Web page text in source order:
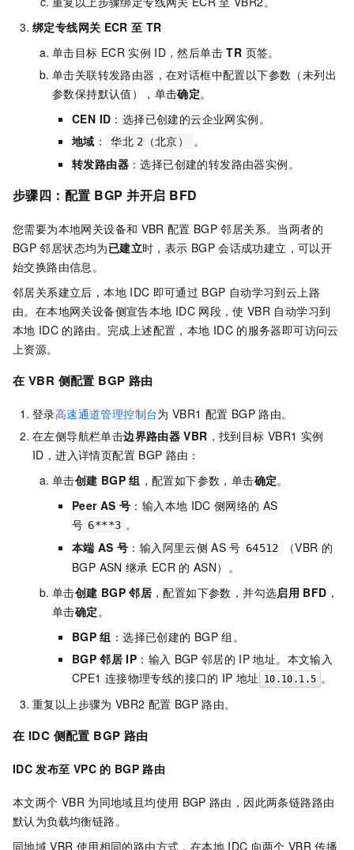
绑定专线网关 ECR 至 TR
单击目标 ECR 实例 ID，然后单击 TR 页签。
单击关联转发路由器，在对话框中配置以下参数（未列出
参数保持默认值），单击确定。
CEN ID ：选择已创建的云企业网实例。
地域 ： 华北 2（北京）
。
转发路由器 ：选择已创建的转发路由器实例。
步骤四：配置 BGP 并开启 BFD
您需要为本地网关设备和 VBR 配置 BGP 邻居关系。当两者的
BGP 邻居状态均为已建立时，表示 BGP 会话成功建立，可以开
始交换路由信息。
邻居关系建立后，本地 IDC 即可通过 BGP 自动学习到云上路
由。在本地网关设备侧宣告本地 IDC 网段，使 VBR 自动学习到
本地 IDC 的路由。完成上述配置，本地 IDC 的服务器即可访问云
上资源。
在 VBR 侧配置 BGP 路由
登录高速通道管理控制台为 VBR1 配置 BGP 路由。
在左侧导航栏单击边界路由器 VBR ，找到目标 VBR1 实例
ID，进入详情页配置 BGP 路由：
单击创建 BGP 组 ，配置如下参数，单击确定。
Peer AS 号 ：输入本地 IDC 侧网络的 AS
号 6***3 。
本端 AS 号 ：输入阿里云侧 AS 号 64512 （VBR 的
BGP ASN 继承 ECR 的 ASN）。
单击创建 BGP 邻居 ，配置如下参数，并勾选启用 BFD ，
单击确定。
BGP 组 ：选择已创建的 BGP 组。
BGP 邻居 IP ：输入 BGP 邻居的 IP 地址。本文输入
CPE1 连接物理专线的接口的 IP 地址 10.10.1.5 。
重复以上步骤为 VBR2 配置 BGP 路由。
在 IDC 侧配置 BGP 路由
IDC 发布至 VPC 的 BGP 路由
本文两个 VBR 为同地域且均使用 BGP 路由，因此两条链路路由
默认为负载均衡链路。
同地域 VBR 使用相同的路由方式，在本地 IDC 向两个 VBR 传播